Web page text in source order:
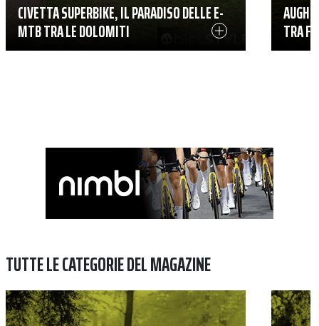
CIVETTA SUPERBIKE, IL PARADISO DELLE E-
MTB TRA LE DOLOMITI TRA
TUTTE LE CATEGORIE DEL MAGAZINE